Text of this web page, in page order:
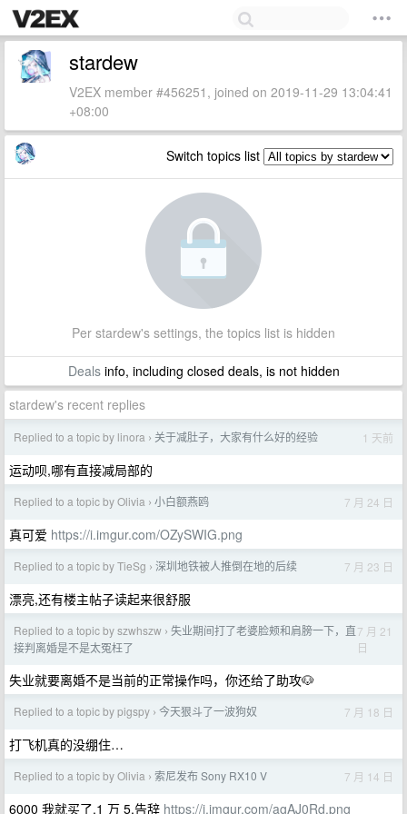
stardew
V2EX member #456251, joined on 2019-11-29 13:04:41
+08:00
Switch topics list
Per stardew's settings, the topics list is hidden
Dealsinfo, including closed deals, is not hidden
stardew's recent replies
Replied to a topic by linora › 关于减肚子，大家有什么好的经验 1 天前
运动呗,哪有直接减局部的
Replied to a topic by Olivia › 小白额燕鸥 7 月 24 日
真可爱 https://i.imgur.com/OZySWIG.png
Replied to a topic by TieSg › 深圳地铁被人推倒在地的后续 7 月 23 日
漂亮,还有楼主帖子读起来很舒服
Replied to a topic by szwhszw › 失业期间打了老婆脸颊和肩膀一下，直
接判离婚是不是太冤枉了
7 月 21
日
失业就要离婚不是当前的正常操作吗，你还给了助攻🐶
Replied to a topic by pigspy › 今天狠斗了一波狗奴 7 月 18 日
打飞机真的没绷住…
Replied to a topic by Olivia › 索尼发布 Sony RX10 V 7 月 14 日
6000 我就买了,1 万 5,告辞 https://i.imgur.com/agAJ0Rd.png